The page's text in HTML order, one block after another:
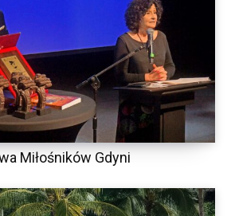
Miłośników Gdyni